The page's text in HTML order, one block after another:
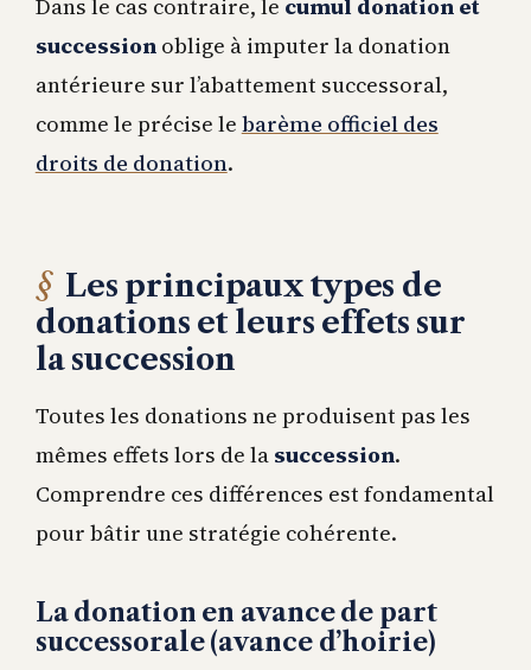
Dans le cas contraire, le cumul donation et
successionoblige à imputer la donation
antérieure sur l’abattement successoral,
comme le précise le barème officiel des
droits de donation.
Les principaux types de
donations et leurs effets sur
la succession
Toutes les donations ne produisent pas les
mêmes effets lors de la succession.
Comprendre ces différences est fondamental
pour bâtir une stratégie cohérente.
La donation en avance de part
successorale (avance d’hoirie)